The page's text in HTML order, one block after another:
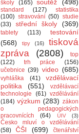
školy
(165) soutěž (498)
standard (127)
statistika
(100) stravování (50) studie
(33)
střední školy (369)
tablety (113)
testování
(568)
tipy (16)
tisková
zpráva
(2808)
top
(122)
trh práce
(156)
učebnice (39) video (685)
vyhláška (41)
vzdělávací
politika
(551)
vzdělávací
technologie
(61) vzdělávání
(184) výzkum (283) zákon
o pedagogických
pracovnících
(64) ÚIV (3)
Česko mluví o vzdělávání
(58)
ČŠI (699)
čtenářství